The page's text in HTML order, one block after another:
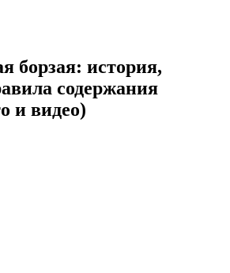
борзая: история,
содержания
и видео)